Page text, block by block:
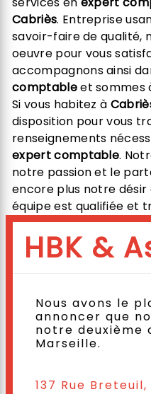
HBK &
Nous avons le
annoncer que
notre deuxième
Marseille.
137 Rue
Cabriès. Entreprise
savoir-faire de qualité,
oeuvre pour vous
accompagnons ainsi
comptableet sommes
Si vous habitez à
disposition pour vous
renseignements
expert comptable.
notre passion et le
encore plus notre
équipe est qualifiée et
rigueur.
EN SAVOIR